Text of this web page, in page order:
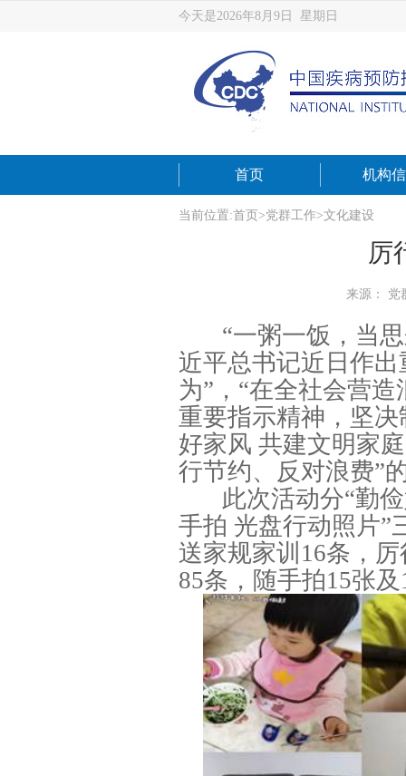
今天是2026年8月9日 星期日
首页 机构
当前位置:首页 >党群工作>文化建设
厉
来源： 党
“一粥一饭，当
近平总书记近日作
为”，“在全社会营
重要指示精神，坚
好家风 共建文明家
行节约、反对浪费”
此次活动分“勤
手拍 光盘行动照片”
送家规家训16条，
85条，随手拍15张